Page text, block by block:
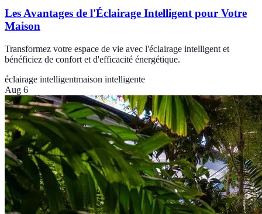
Les Avantages de l'Éclairage Intelligent pour Votre
Maison
Transformez votre espace de vie avec l'éclairage intelligent et
bénéficiez de confort et d'efficacité énergétique.
éclairage intelligentmaison intelligente
Aug 6